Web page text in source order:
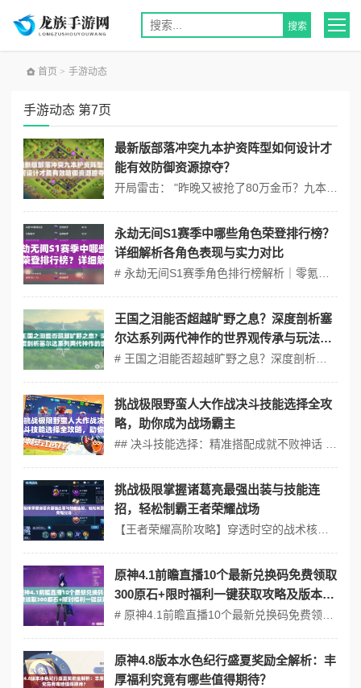
首页 > 手游动态
手游动态 第7页
最新版部落冲突九本护资阵型如何设计才
能有效防御资源掠夺？
永劫无间S1赛季中哪些角色荣登排行榜？
详细解析各角色表现与实力对比
王国之泪能否超越旷野之息？深度剖析塞
尔达系列两代神作的世界观传承与玩法革
命
挑战极限野蛮人大作战决斗技能选择全攻
略，助你成为战场霸主
挑战极限掌握诸葛亮最强出装与技能连
招，轻松制霸王者荣耀战场
原神4.1前瞻直播10个最新兑换码免费领取
300原石+限时福利一键获取攻略及版本内
容速看
原神4.8版本水色纪行盛夏奖励全解析：丰
厚福利究竟有哪些值得期待？